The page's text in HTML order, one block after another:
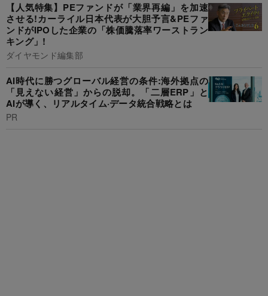
【人気特集】PEファンドが「業界再編」を加速
させる!カーライル日本代表が大胆予言&PEファ
ンドがIPOした企業の「株価騰落率ワーストラン
キング」!
ダイヤモンド編集部
AI時代に勝つグローバル経営の条件:海外拠点の
「見えない経営」からの脱却。「二層ERP」と
AIが導く、リアルタイム·データ統合戦略とは
PR